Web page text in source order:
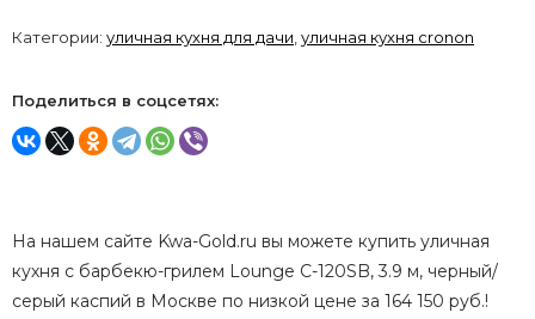
Категории: уличная кухня для дачи,уличная кухня cronon
Поделиться в соцсетях:
На нашем сайте Kwa-Gold.ru вы можете купить уличная
кухня с барбекю-грилем Lounge C-120SB, 3.9 м, черный/
серый каспий в Москве по низкой цене за 164 150 руб.!